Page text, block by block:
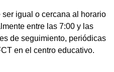
igual o cercana al horario
entre las 7:00 y las
de seguimiento, periódicas
en el centro educativo.